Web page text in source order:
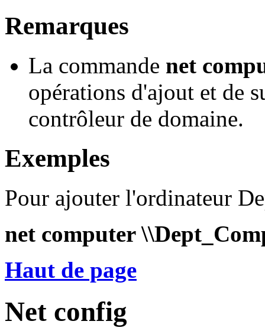
Remarques
La commande net
opérations d'ajout et de
contrôleur de domaine.
Exemples
Pour ajouter l'ordinateur
net computer
Haut de page
Net config